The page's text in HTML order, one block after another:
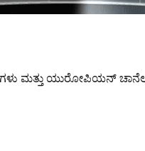
ಮತ್ತು ಯುರೋಪಿಯನ್